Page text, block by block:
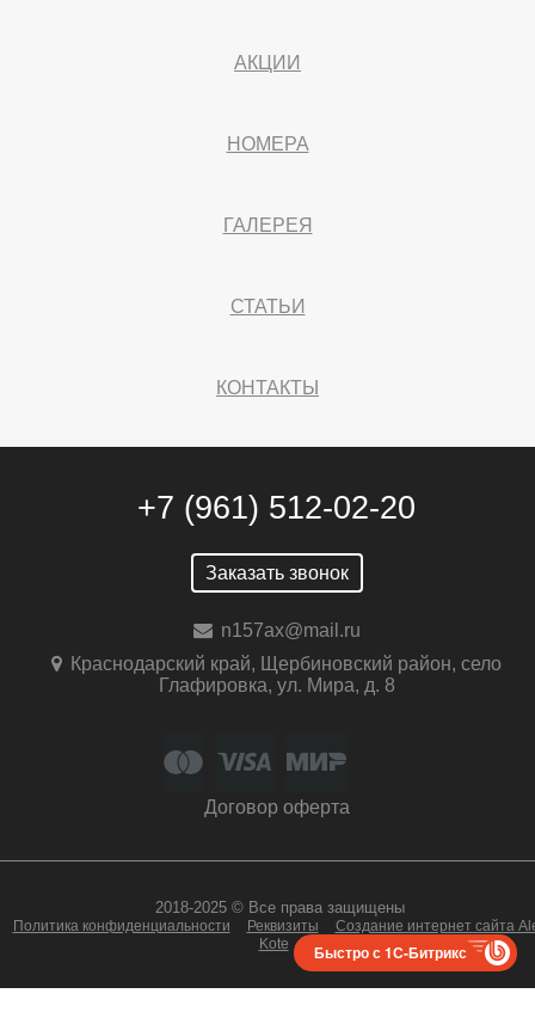
АКЦИИ
НОМЕРА
ГАЛЕРЕЯ
СТАТЬИ
КОНТАКТЫ
+7 (961) 512-02-20
Заказать звонок
n157ax@mail.ru
Краснодарский край, Щербиновский район, село
Глафировка, ул. Мира, д. 8
Договор оферта
2018-2025 © Все права защищены
Политика конфиденциальности Реквизиты
Создание интернет сайта
Kote
Быстро с 1С-Битрикс